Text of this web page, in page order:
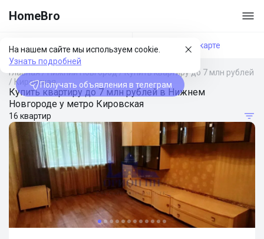
HomeBro
На нашем сайте мы используем cookie.
Узнать подробней
Получать объявления в телеграм
Фильтры На карте
Главная/Нижний Новгород/Купить квартиру до 7 млн рублей
/ Кировская
Купить квартиру до 7 млн рублей в Нижнем
Новгороде у метро Кировская
16 квартир